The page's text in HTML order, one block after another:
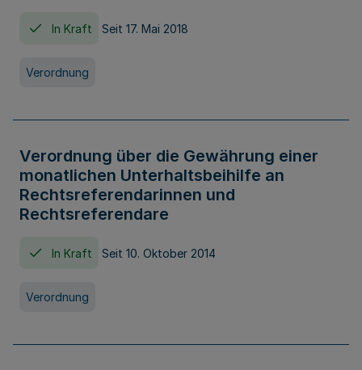
In Kraft Seit 17. Mai 2018
Verordnung
Verordnung über die Gewährung einer
monatlichen Unterhaltsbeihilfe an
Rechtsreferendarinnen und
Rechtsreferendare
In Kraft Seit 10. Oktober 2014
Verordnung